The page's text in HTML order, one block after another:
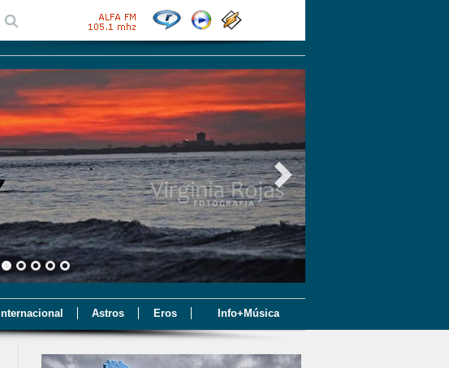
Internacional Astros Eros Info+Música